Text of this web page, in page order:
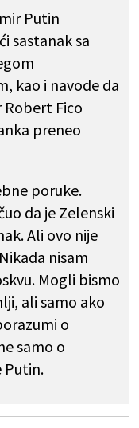
Putin
sastanak sa
kao i navode da
Robert Fico
preneo
poruke.
da je Zelenski
Ali ovo nije
nisam
Mogli bismo
ali samo ako
o
samo o
Putin.